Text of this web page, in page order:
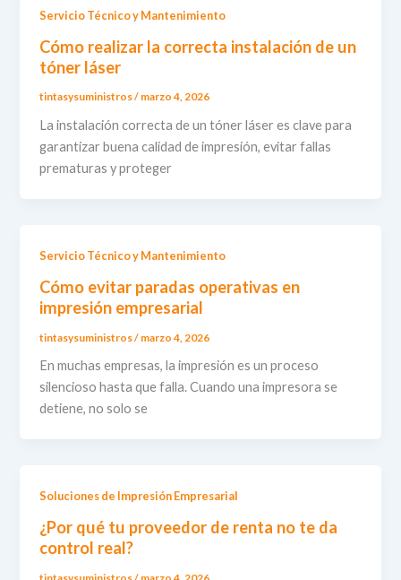
Servicio Técnico y Mantenimiento
Cómo realizar la correcta instalación de un
tóner láser
tintasysuministros/ marzo 4, 2026
La instalación correcta de un tóner láser es clave para
garantizar buena calidad de impresión, evitar fallas
prematuras y proteger
Servicio Técnico y Mantenimiento
Cómo evitar paradas operativas en
impresión empresarial
tintasysuministros/ marzo 4, 2026
En muchas empresas, la impresión es un proceso
silencioso hasta que falla. Cuando una impresora se
detiene, no solo se
Soluciones de Impresión Empresarial
¿Por qué tu proveedor de renta no te da
control real?